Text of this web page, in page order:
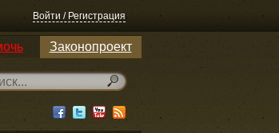
Войти / Регистрация
Законопроект